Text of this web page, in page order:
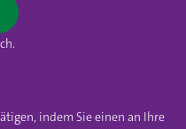
indem Sie einen an Ihre